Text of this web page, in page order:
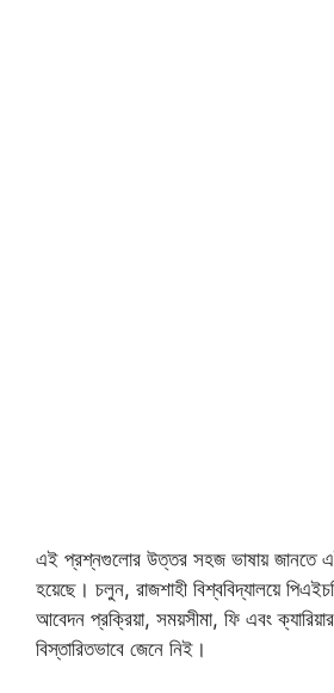
এই প্রশ্নগুলোর উত্তর সহজ ভাষায় জানতে
হয়েছে। চলুন, রাজশাহী বিশ্ববিদ্যালয়ে
আবেদন প্রক্রিয়া, সময়সীমা, ফি এবং
বিস্তারিতভাবে জেনে নিই।